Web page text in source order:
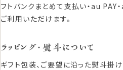
フトバンクまとめて支払い・au PAY
ご利用いただけます。
ラッピング・熨斗について
ギフト包装、ご要望に沿った熨斗掛